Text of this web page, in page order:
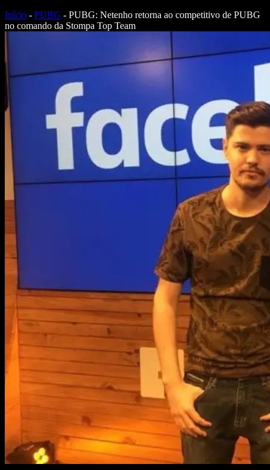
Início - PUBG - PUBG: Netenho retorna ao competitivo de PUBG
no comando da Stompa Top Team